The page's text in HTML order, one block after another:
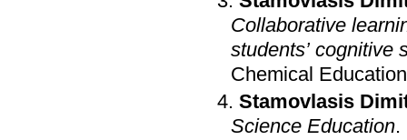
Collaborative
students’ cognitive
Chemical
Stamovlasis
Science Education.